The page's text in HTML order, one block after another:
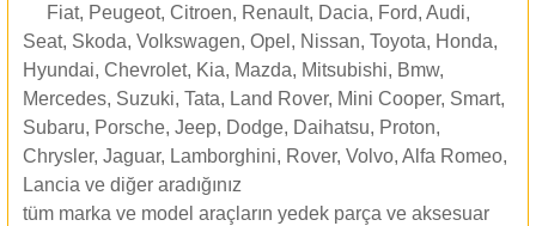
Fiat, Peugeot, Citroen, Renault, Dacia, Ford, Audi,
Seat, Skoda, Volkswagen, Opel, Nissan, Toyota, Honda,
Hyundai, Chevrolet, Kia, Mazda, Mitsubishi, Bmw,
Mercedes, Suzuki, Tata, Land Rover, Mini Cooper, Smart,
Subaru, Porsche, Jeep, Dodge, Daihatsu, Proton,
Chrysler, Jaguar, Lamborghini, Rover, Volvo, Alfa Romeo,
Lancia ve diğer aradığınız
tüm marka ve model araçların yedek parça ve aksesuar